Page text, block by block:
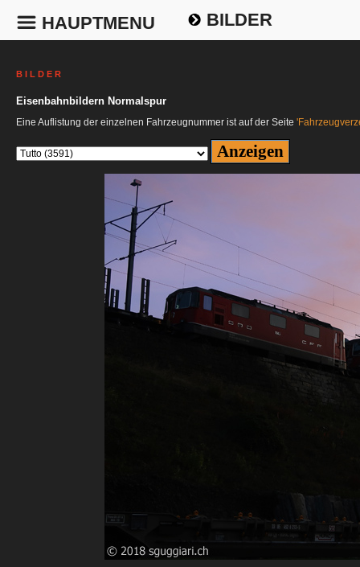
HAUPTMENU BILDER
B I L D E R
Eisenbahnbildern Normalspur
Eine Auflistung der einzelnen Fahrzeugnummer ist auf der Seite